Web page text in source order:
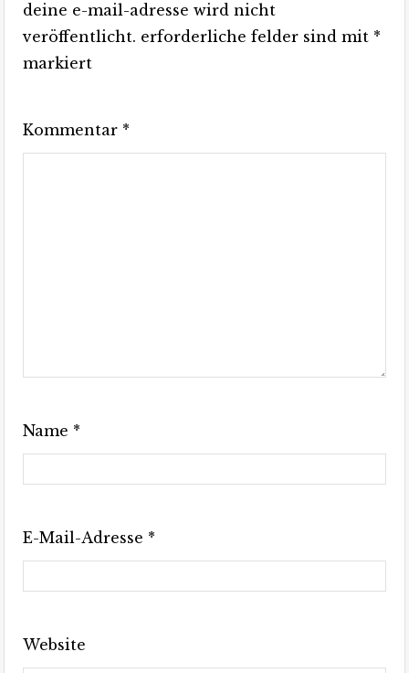
deine e-mail-adresse wird nicht
veröffentlicht. erforderliche felder sind mit *
markiert
Kommentar *
Name *
E-Mail-Adresse *
Website